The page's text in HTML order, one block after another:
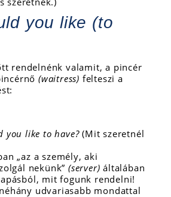
you like (to
rendelnénk valamit, a pincér
(waitress) felteszi a
you like to have?(Mit szeretnél
„az a személy, aki
nekünk” (server) általában
mit fogunk rendelni!
udvariasabb mondattal